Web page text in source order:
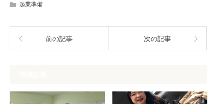
起業準備
前の記事 次の記事